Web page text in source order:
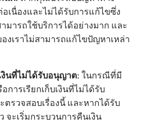
เนื่องและไม่ได้รับการแก้ไขซึ่ง
มารถใช้บริการได้อย่างมาก และ
งเราไม่สามารถแก้ไขปัญหาเหล่า
งินที่ไม่ได้รับอนุญาต: ในกรณีที่มี
การเรียกเก็บเงินที่ไม่ได้รับ
ตรวจสอบเรื่องนี้ และหากได้รับ
จะเริ่มกระบวนการคืนเงิน